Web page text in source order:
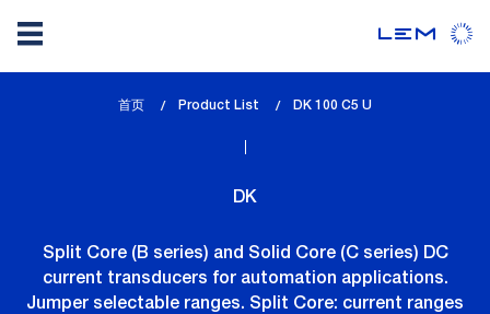
首页 Product List
lem_current_page
DK 100 C5 U
DK
Split Core (B series) and Solid Core (C series) DC
current transducers for automation applications.
Jumper selectable ranges. Split Core: current ranges